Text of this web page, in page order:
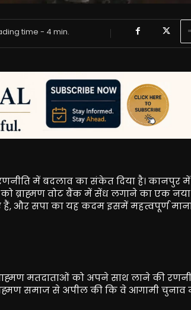
time - 4 min.
में बदलाव का संकेत दिया है। कानपुर में
ब्राह्मण वोट बैंक में सेंध लगाने का एक
हैं, और सपा का यह कदम इसमें महत्वपूर्ण
मतदाताओं को अपने साथ लाने की
समाज से अपील की कि वे आगामी चुनाव